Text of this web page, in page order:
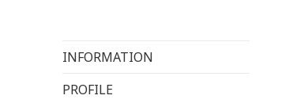
INFORMATION
PROFILE